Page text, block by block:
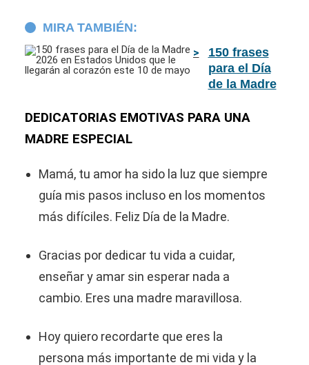
MIRA TAMBIÉN:
150 frases
para el Día
de la Madre
Estados
10 de mayo
DEDICATORIAS EMOTIVAS PARA UNA
MADRE ESPECIAL
Mamá, tu amor ha sido la luz que siempre
guía mis pasos incluso en los momentos
más difíciles. Feliz Día de la Madre.
Gracias por dedicar tu vida a cuidar,
enseñar y amar sin esperar nada a
cambio. Eres una madre maravillosa.
Hoy quiero recordarte que eres la
persona más importante de mi vida y la